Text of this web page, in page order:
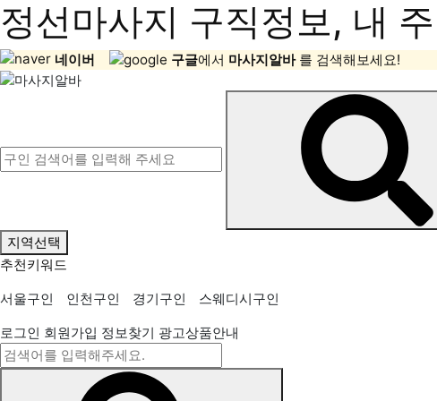
정선마사지 구직정보, 내
네이버 구글에서 마사지알바 를 검색해보세요!
지역선택
추천키워드
서울구인
인천구인 경기구인
스웨디시구인
로그인 회원가입 정보찾기 광고상품안내